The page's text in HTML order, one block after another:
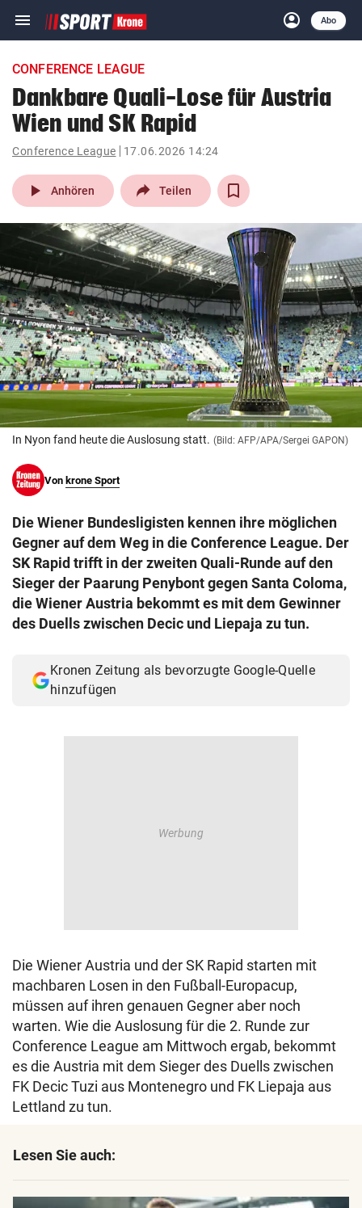
menu Navigation
ein-/ausklappen
account_circle
Anmelden
Abo
close Schließen
account_circle Anmelden
pin_drop
Wien arrow_right
bookmark
search
Suchbegriff
eingeben
© Krone Multimedia GmbH & Co KG 2026
Muthgasse 2, 1190 Wien
CONFERENCE LEAGUE
Dankbare Quali-Lose für Austria
Wien und SK Rapid
Conference League 17.06.2026 14:24
play_arrow Anhören Teilen
In Nyon fand heute die Auslosung statt. (Bild: AFP/APA/Sergei GAPON)
Von krone Sport
Die Wiener Bundesligisten kennen ihre möglichen
Gegner auf dem Weg in die Conference League. Der
SK Rapid trifft in der zweiten Quali-Runde auf den
Sieger der Paarung Penybont gegen Santa Coloma,
die Wiener Austria bekommt es mit dem Gewinner
des Duells zwischen Decic und Liepaja zu tun.
Kronen Zeitung als bevorzugte Google-Quelle
hinzufügen
Die Wiener Austria und der SK Rapid starten mit
machbaren Losen in den Fußball-Europacup,
müssen auf ihren genauen Gegner aber noch
warten. Wie die Auslosung für die 2. Runde zur
Conference League am Mittwoch ergab, bekommt
es die Austria mit dem Sieger des Duells zwischen
FK Decic Tuzi aus Montenegro und FK Liepaja aus
Lettland zu tun.
Lesen Sie auch: